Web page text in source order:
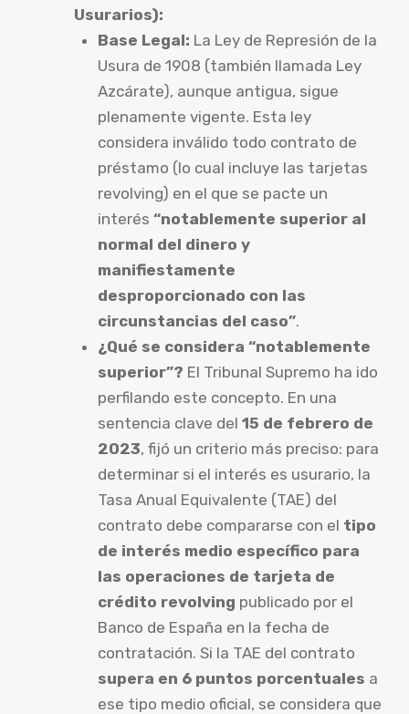
Usurarios):
Base Legal: La Ley de Represión de la
Usura de 1908 (también llamada Ley
Azcárate), aunque antigua, sigue
plenamente vigente. Esta ley
considera inválido todo contrato de
préstamo (lo cual incluye las tarjetas
revolving) en el que se pacte un
interés “notablemente superior al
normal del dinero y
manifiestamente
desproporcionado con las
circunstancias del caso”.
¿Qué se considera “notablemente
superior”? El Tribunal Supremo ha ido
perfilando este concepto. En una
sentencia clave del 15 de febrero de
2023, fijó un criterio más preciso: para
determinar si el interés es usurario, la
Tasa Anual Equivalente (TAE) del
contrato debe compararse con el tipo
de interés medio específico para
las operaciones de tarjeta de
crédito revolving publicado por el
Banco de España en la fecha de
contratación. Si la TAE del contrato
supera en 6 puntos porcentuales a
ese tipo medio oficial, se considera que